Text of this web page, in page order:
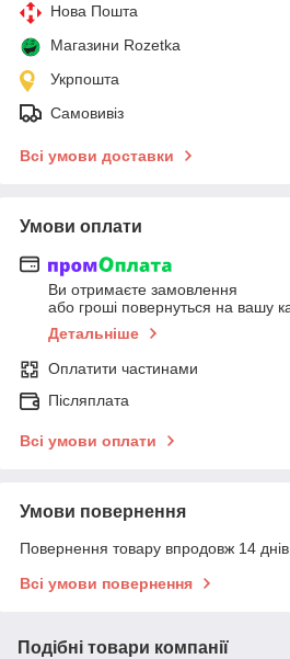
Нова Пошта
Магазини Rozetka
Укрпошта
Самовивіз
Всі умови доставки
Умови оплати
Ви отримаєте замовлення
або гроші повернуться на вашу
Детальніше
Оплатити частинами
Післяплата
Всі умови оплати
Умови повернення
Повернення товару впродовж 14
Всі умови повернення
Подібні товари компанії